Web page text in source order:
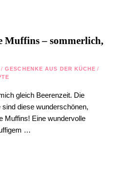
Muffins – sommerlich,
/ GESCHENKE AUS DER KÜCHE /
gleich Beerenzeit. Die
diese wunderschönen,
Muffins! Eine wundervolle
…